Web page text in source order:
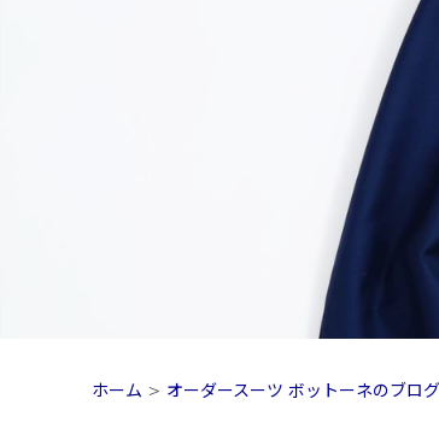
ホーム > オーダースーツ ボットーネのブログ